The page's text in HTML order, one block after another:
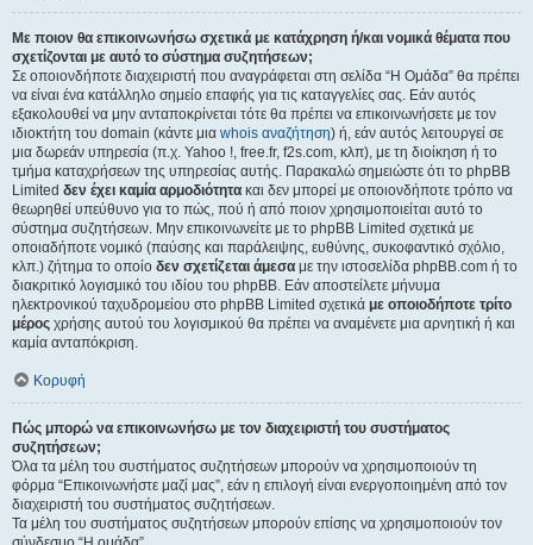
Με ποιον θα επικοινωνήσω σχετικά με κατάχρηση ή/και νομικά θέματα που
σχετίζονται με αυτό το σύστημα συζητήσεων;
Σε οποιονδήποτε διαχειριστή που αναγράφεται στη σελίδα “Η Ομάδα” θα πρέπει
να είναι ένα κατάλληλο σημείο επαφής για τις καταγγελίες σας. Εάν αυτός
εξακολουθεί να μην ανταποκρίνεται τότε θα πρέπει να επικοινωνήσετε με τον
ιδιοκτήτη του domain (κάντε μια whois αναζήτηση) ή, εάν αυτός λειτουργεί σε
μια δωρεάν υπηρεσία (π.χ. Yahoo !, free.fr, f2s.com, κλπ), με τη διοίκηση ή το
τμήμα καταχρήσεων της υπηρεσίας αυτής. Παρακαλώ σημειώστε ότι το phpBB
Limited δεν έχει καμία αρμοδιότητα και δεν μπορεί με οποιονδήποτε τρόπο να
θεωρηθεί υπεύθυνο για το πώς, πού ή από ποιον χρησιμοποιείται αυτό το
σύστημα συζητήσεων. Μην επικοινωνείτε με το phpBB Limited σχετικά με
οποιαδήποτε νομικό (παύσης και παράλειψης, ευθύνης, συκοφαντικό σχόλιο,
κλπ.) ζήτημα το οποίο δεν σχετίζεται άμεσα με την ιστοσελίδα phpBB.com ή το
διακριτικό λογισμικό του ιδίου του phpBB. Εάν αποστείλετε μήνυμα
ηλεκτρονικού ταχυδρομείου στο phpBB Limited σχετικά με οποιοδήποτε τρίτο
μέρος χρήσης αυτού του λογισμικού θα πρέπει να αναμένετε μια αρνητική ή και
καμία ανταπόκριση.
Κορυφή
Πώς μπορώ να επικοινωνήσω με τον διαχειριστή του συστήματος
συζητήσεων;
Όλα τα μέλη του συστήματος συζητήσεων μπορούν να χρησιμοποιούν τη
φόρμα “Επικοινωνήστε μαζί μας”, εάν η επιλογή είναι ενεργοποιημένη από τον
διαχειριστή του συστήματος συζητήσεων.
Τα μέλη του συστήματος συζητήσεων μπορούν επίσης να χρησιμοποιούν τον